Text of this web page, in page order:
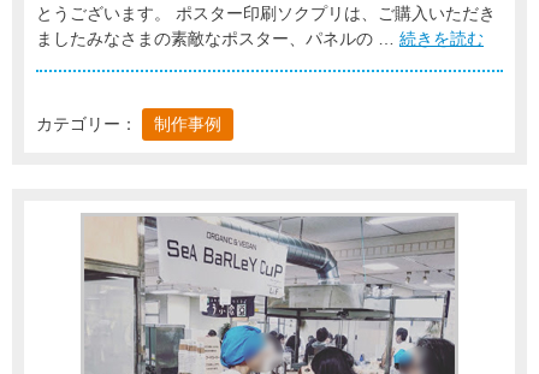
とうございます。 ポスター印刷ソクプリは、ご購入いただき
ましたみなさまの素敵なポスター、パネルの … 続きを読む
カテゴリー： 制作事例